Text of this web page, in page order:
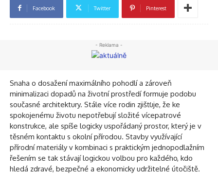
Facebook Twitter Pinterest
- Reklama -
Snaha o dosažení maximálního pohodlí a zároveň
minimalizaci dopadů na životní prostředí formuje podobu
současné architektury. Stále více rodin zjišťuje, že ke
spokojenému životu nepotřebují složité vícepatrové
konstrukce, ale spíše logicky uspořádaný prostor, který je v
těsném kontaktu s okolní přírodou. Stavby využívající
přírodní materiály v kombinaci s praktickým jednopodlažním
řešením se tak stávají logickou volbou pro každého, kdo
hledá zdravé, bezpečné a ekonomicky udržitelné útočiště.